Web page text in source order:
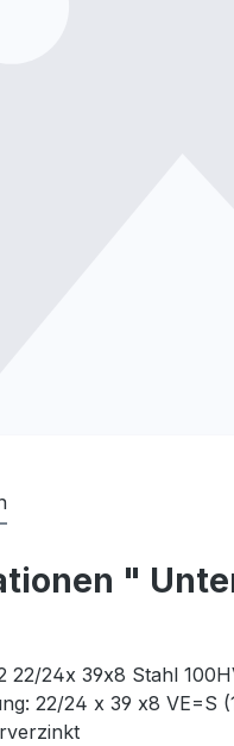
"
22/24x 39x8 Stahl
22/24 x 39 x8 VE=S